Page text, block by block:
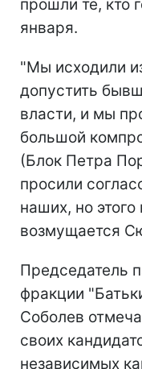
прошли те, кто
января.
"Мы исходили
допустить
власти, и мы
большой
(Блок Петра
просили
наших, но
возмущается
Председатель
фракции
Соболев
своих
независимых